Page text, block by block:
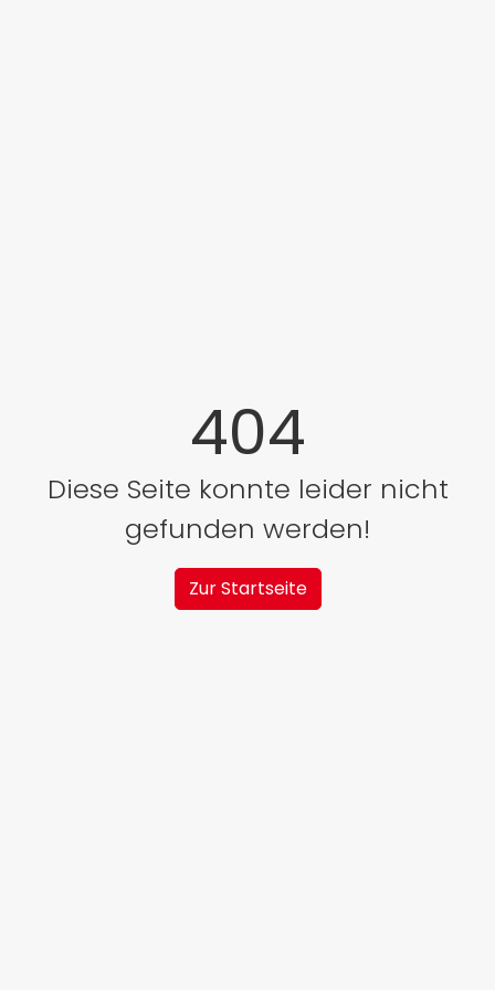
404
Diese Seite konnte leider nicht
gefunden werden!
Zur Startseite